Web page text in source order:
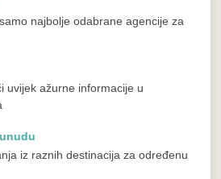
najbolje odabrane agencije za
uvijek ažurne informacije u
iz raznih destinacija za određenu